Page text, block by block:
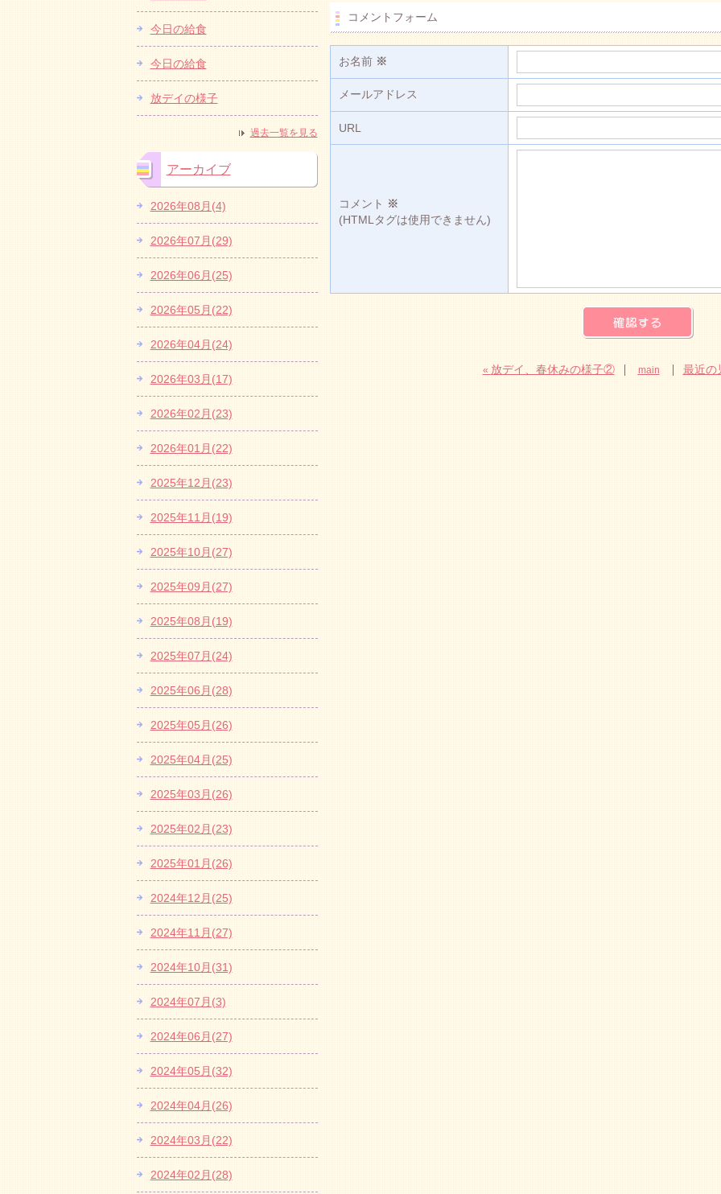
コメントフォーム
お名前 ※
メールアドレス
URL
コメント ※
(HTMLタグは使用できません)
«放デイ、春休みの様子② main 最近
今日の給食
今日の給食
放デイの様子
過去一覧を見る
アーカイブ
2026年08月(4)
2026年07月(29)
2026年06月(25)
2026年05月(22)
2026年04月(24)
2026年03月(17)
2026年02月(23)
2026年01月(22)
2025年12月(23)
2025年11月(19)
2025年10月(27)
2025年09月(27)
2025年08月(19)
2025年07月(24)
2025年06月(28)
2025年05月(26)
2025年04月(25)
2025年03月(26)
2025年02月(23)
2025年01月(26)
2024年12月(25)
2024年11月(27)
2024年10月(31)
2024年07月(3)
2024年06月(27)
2024年05月(32)
2024年04月(26)
2024年03月(22)
2024年02月(28)